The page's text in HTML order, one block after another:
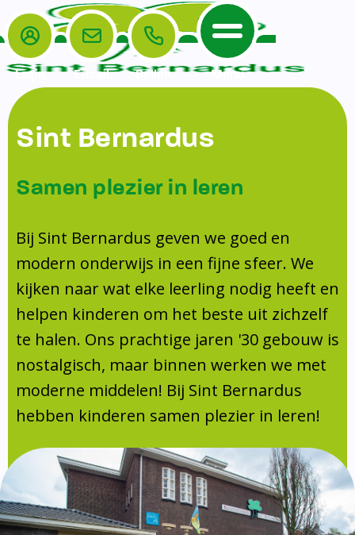
Home
De School
Veiligheidsplan
Onderwijs
Leerlingenraad
Leerlingenzorg
Doorstroomtoets
Jeugdprofessional op school
Centrum Jeugd en Gezin
Schoollogopedie
schoolondersteuningsprofiel
Schooltijden
Absentie
Vakanties
Aanmelden
Schoolgids
Gezonde school
Kinderopvang
Het Team
Ouders
Ouders
Tussenschoolse opvang
Activiteitencommissie (AC)
Medezeggenschapsraad (MR)
Formulieren
Klachtenregeling
Contact
Login E-mail Bellen Menu
Sint Bernardus
Samen plezier in leren
Bij Sint Bernardus geven we goed en
modern onderwijs in een fijne sfeer. We
kijken naar wat elke leerling nodig heeft en
helpen kinderen om het beste uit zichzelf
te halen. Ons prachtige jaren '30 gebouw is
nostalgisch, maar binnen werken we met
moderne middelen! Bij Sint Bernardus
hebben kinderen samen plezier in leren!